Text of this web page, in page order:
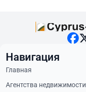
Навигация
Главная
Агентства недвижимости